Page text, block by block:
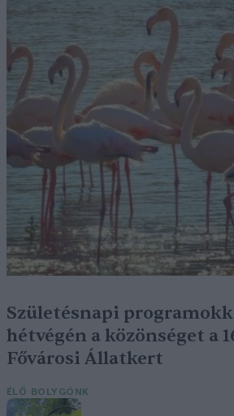
Születésnapi
hétvégén a közönséget a
Fővárosi Állatkert
ÉLŐ BOLYGÓNK